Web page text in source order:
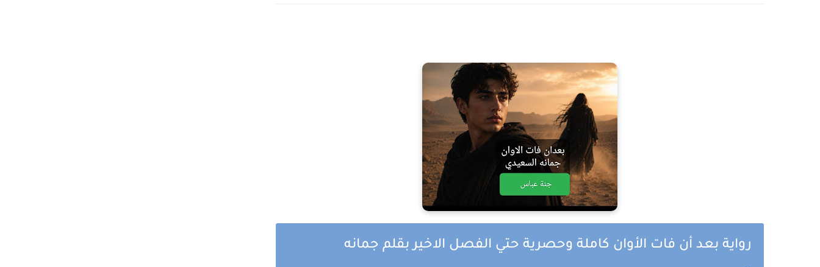
رواية بعد أن فات الأوان كاملة وحصرية حتي الفصل الاخير بقلم جمانه